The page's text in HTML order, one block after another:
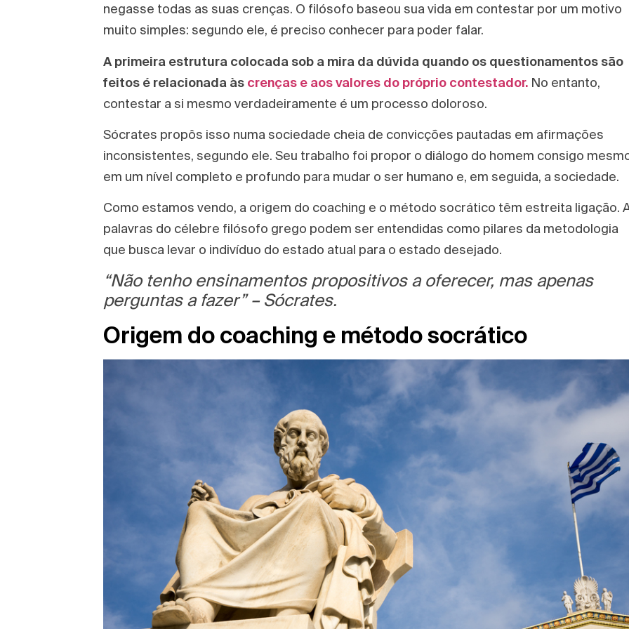
negasse todas as suas crenças. O filósofo baseou sua vida em contestar por um motivo
muito simples: segundo ele, é preciso conhecer para poder falar.
A primeira estrutura colocada sob a mira da dúvida quando os questionamentos são
feitos é relacionada às crenças e aos valores do próprio contestador. No entanto,
contestar a si mesmo verdadeiramente é um processo doloroso.
Sócrates propôs isso numa sociedade cheia de convicções pautadas em afirmações
inconsistentes, segundo ele. Seu trabalho foi propor o diálogo do homem consigo
em um nível completo e profundo para mudar o ser humano e, em seguida, a sociedade.
Como estamos vendo, a origem do coaching e o método socrático têm estreita ligação.
palavras do célebre filósofo grego podem ser entendidas como pilares da metodologia
que busca levar o indivíduo do estado atual para o estado desejado.
“Não tenho ensinamentos propositivos a oferecer, mas apenas
perguntas a fazer” – Sócrates.
Origem do coaching e método socrático